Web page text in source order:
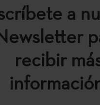
a
recibir